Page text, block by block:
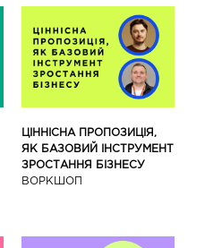
ЦІННІСНА ПРОПОЗИЦІЯ,
ЯК БАЗОВИЙ ІНСТРУМЕНТ
ЗРОСТАННЯ БІЗНЕСУ
ВОРКШОП